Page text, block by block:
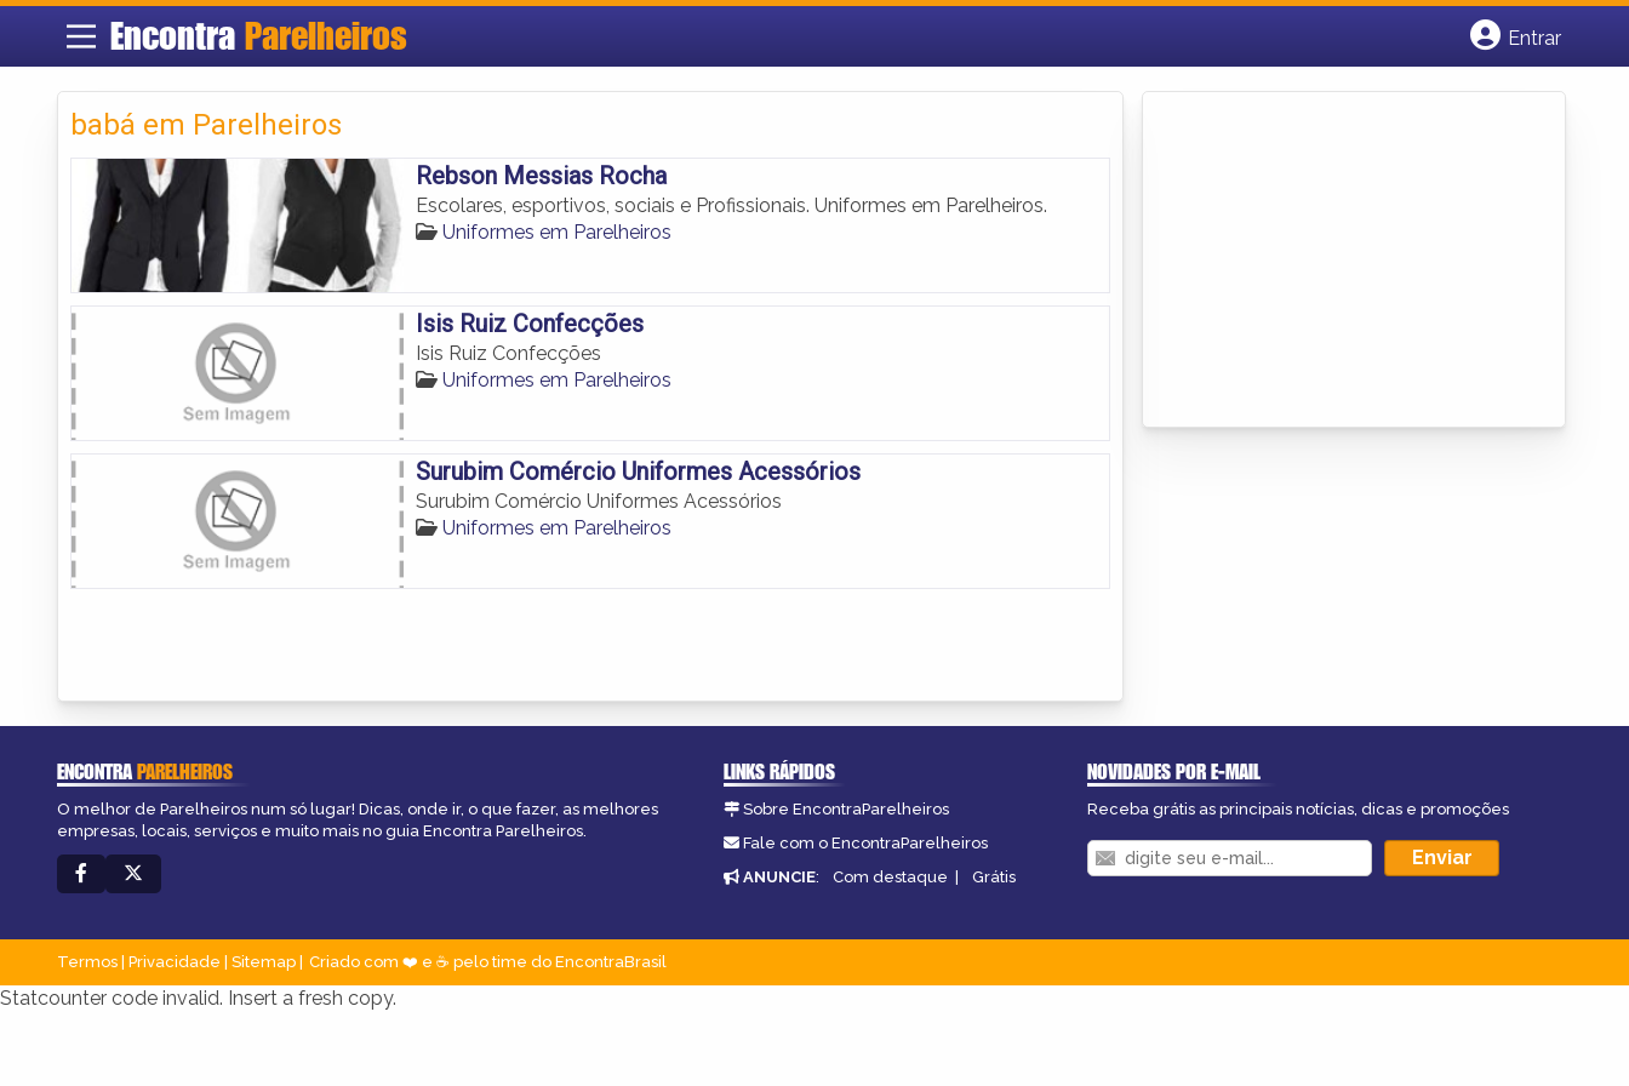
Encontra Parelheiros
Entrar
babá em Parelheiros
Rebson Messias Rocha
Escolares, esportivos, sociais e Profissionais. Uniformes em Parelheiros.
Uniformes em Parelheiros
Isis Ruiz Confecções
Isis Ruiz Confecções
Uniformes em Parelheiros
Surubim Comércio Uniformes Acessórios
Surubim Comércio Uniformes Acessórios
Uniformes em Parelheiros
ENCONTRAPARELHEIROS
O melhor de Parelheiros num só lugar! Dicas, onde ir, o que fazer, as melhores
empresas, locais, serviços e muito mais no guia Encontra Parelheiros.
LINKS RÁPIDOS
Sobre EncontraParelheiros
Fale com o EncontraParelheiros
ANUNCIE: Com destaque | Grátis
NOVIDADES POR E-MAIL
Receba grátis as principais notícias, dicas e promoções
Termos Privacidade Sitemap Criado com ❤️ e ☕ pelo time do EncontraBrasil
Statcounter code invalid. Insert a fresh copy.